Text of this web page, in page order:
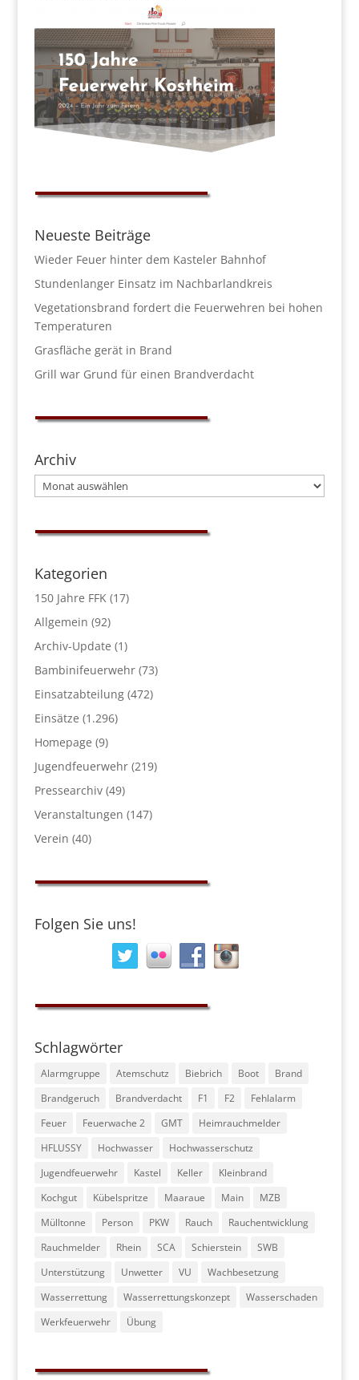
Neueste Beiträge
Wieder Feuer hinter dem Kasteler Bahnhof
Stundenlanger Einsatz im Nachbarlandkreis
Vegetationsbrand fordert die Feuerwehren bei hohen
Temperaturen
Grasfläche gerät in Brand
Grill war Grund für einen Brandverdacht
Archiv
Archiv
Kategorien
150 Jahre FFK(17)
Allgemein (92)
Archiv-Update (1)
Bambinifeuerwehr(73)
Einsatzabteilung(472)
Einsätze (1.296)
Homepage (9)
Jugendfeuerwehr(219)
Pressearchiv(49)
Veranstaltungen (147)
Verein (40)
Folgen Sie uns!
Schlagwörter
Alarmgruppe Atemschutz Biebrich Boot
Brand
Brandgeruch
Brandverdacht F1 F2
Fehlalarm
Feuer
Feuerwache 2 GMT
Heimrauchmelder
HFLUSSY
Hochwasser
Hochwasserschutz
Jugendfeuerwehr
Kastel Keller
Kleinbrand
Kochgut
Kübelspritze Maaraue Main
MZB
Mülltonne
Person PKW Rauch
Rauchentwicklung
Rauchmelder
Rhein SCA Schierstein
SWB
Unterstützung
Unwetter VU
Wachbesetzung
Wasserrettung
Wasserrettungskonzept
Wasserschaden
Werkfeuerwehr
Übung